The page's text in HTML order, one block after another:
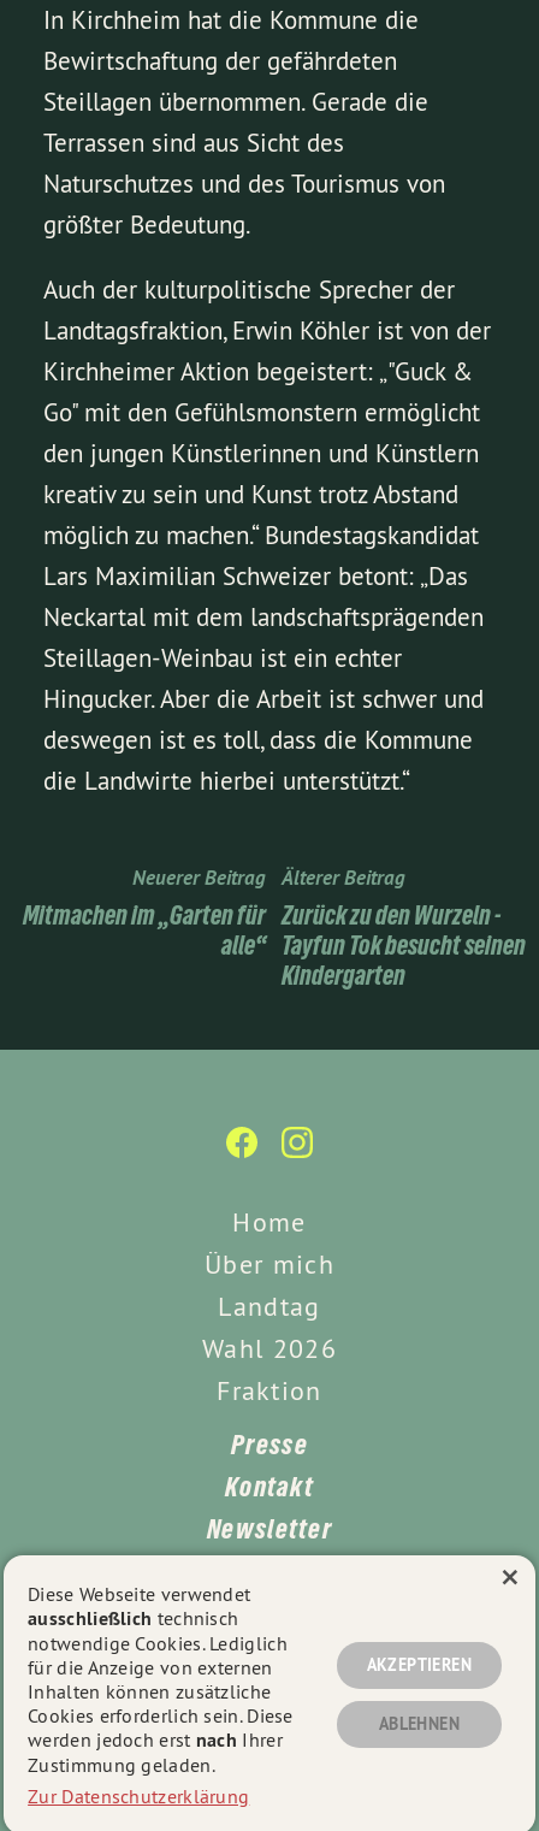
In Kirchheim hat die Kommune die
Bewirtschaftung der gefährdeten
Steillagen übernommen. Gerade die
Terrassen sind aus Sicht des
Naturschutzes und des Tourismus von
größter Bedeutung.
Auch der kulturpolitische Sprecher der
Landtagsfraktion, Erwin Köhler ist von der
Kirchheimer Aktion begeistert: „"Guck &
Go" mit den Gefühlsmonstern ermöglicht
den jungen Künstlerinnen und Künstlern
kreativ zu sein und Kunst trotz Abstand
möglich zu machen.“ Bundestagskandidat
Lars Maximilian Schweizer betont: „Das
Neckartal mit dem landschaftsprägenden
Steillagen-Weinbau ist ein echter
Hingucker. Aber die Arbeit ist schwer und
deswegen ist es toll, dass die Kommune
die Landwirte hierbei unterstützt.“
Neuerer Beitrag
Mitmachen im „Garten für
alle“
Älterer Beitrag
Zurück zu den Wurzeln -
Tayfun Tok besucht seinen
Kindergarten
Home
Über mich
Landtag
Wahl 2026
Fraktion
Presse
Kontakt
Newsletter
Impressum
Datenschutz
© 2026 Tayfun Tok - Alle Rechte vorbehalten.
Diese Webseite verwendet
ausschließlich technisch
notwendige Cookies. Lediglich
für die Anzeige von externen
Inhalten können zusätzliche
Cookies erforderlich sein. Diese
werden jedoch erst nach Ihrer
Zustimmung geladen.
Zur Datenschutzerklärung
AKZEPTIEREN
ABLEHNEN
×